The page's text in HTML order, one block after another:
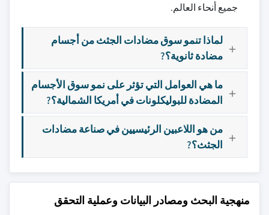
جميع أنحاء العالم.
لماذا تنمو سوق مضادات الجثث من أجسام
مضادة ثانوية؟?
ما هي العوامل التي تؤثر على نمو سوق الأجسام
المضادة للبوليكلونات في أمريكا الشمالية؟?
من هو اللاعبين الرئيسيين في صناعة مضادات
الجثث؟?
منهجية البحث ومصادر البيانات وعملية التحقق